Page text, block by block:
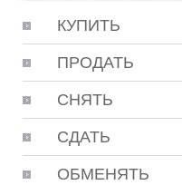
КУПИТЬ
ПРОДАТЬ
СНЯТЬ
СДАТЬ
ОБМЕНЯТЬ